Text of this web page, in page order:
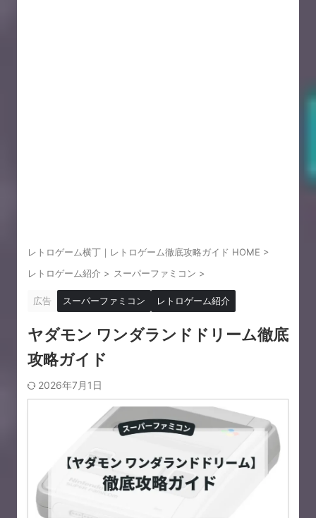
レトロゲーム横丁｜レトロゲーム徹底攻略ガイド HOME >
レトロゲーム紹介 > スーパーファミコン >
広告 スーパーファミコン レトロゲーム紹介
ヤダモン ワンダランドドリーム徹底
攻略ガイド
2026年7月1日